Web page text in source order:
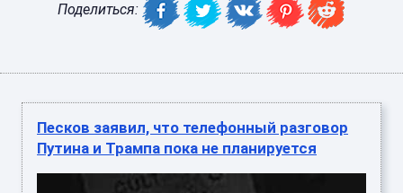
Поделиться:
Песков заявил, что телефонный разговор
Путина и Трампа пока не планируется